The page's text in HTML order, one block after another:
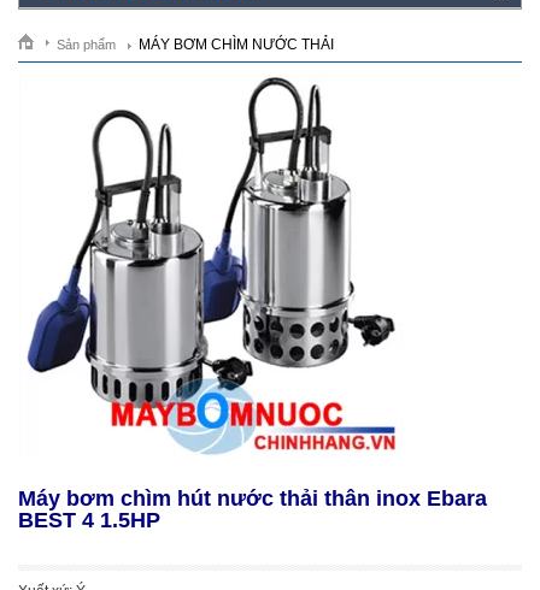
Sản phẩm MÁY BƠM CHÌM NƯỚC THẢI
Máy bơm chìm hút nước thải thân inox Ebara
BEST 4 1.5HP